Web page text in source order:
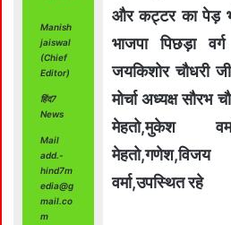
Manish
jaiswal
(Chief
Editor)
हिंद7
News
Mail
add.-
hind7m
edia@g
mail.co
m
और कट्टर का पेड़
भाजपा पिछड़ा
जयकिशोर चौधरी
मोर्चा अध्यक्ष सौरभ
मेहतो,मुकेश
मेहतो,गणेश,विजय
वर्मा,उपस्थित रहे